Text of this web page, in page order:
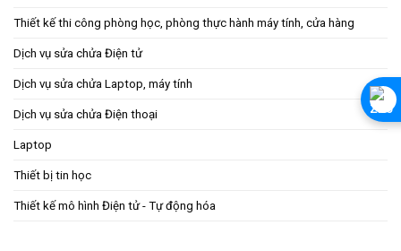
Thiết kế thi công phòng học, phòng thực hành máy tính, cửa hàng
Dịch vụ sửa chửa Điện tử
Dịch vụ sửa chửa Laptop, máy tính
Dịch vụ sửa chửa Điện thoại
Laptop
Thiết bị tin học
Thiết kế mô hình Điện tử - Tự động hóa